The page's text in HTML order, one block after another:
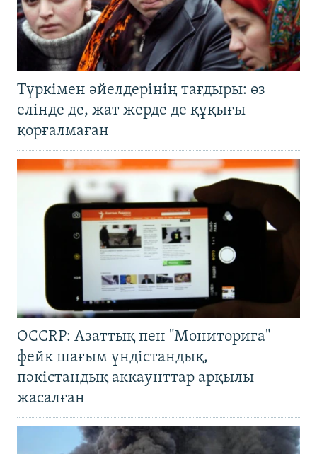
Түркімен әйелдерінің тағдыры: өз
елінде де, жат жерде де құқығы
қорғалмаған
OCCRP: Азаттық пен "Мониториға"
фейк шағым үндістандық,
пәкістандық аккаунттар арқылы
жасалған